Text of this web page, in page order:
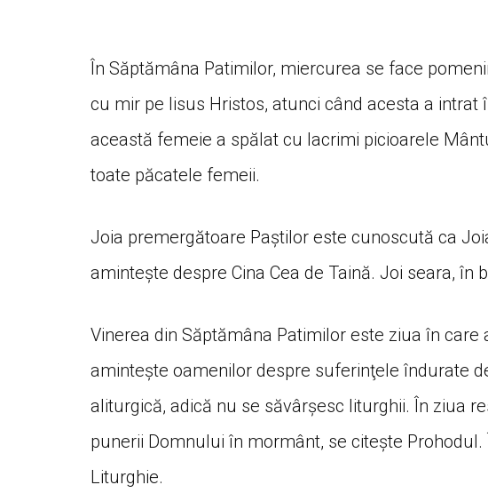
În Săptămâna Patimilor, miercurea se face
cu mir pe Iisus Hristos, atunci când acesta a
această femeie a spălat cu lacrimi picioarele
toate păcatele femeii.
Joia premergătoare Paştilor este cunoscută ca
aminteşte despre Cina Cea de Taină. Joi seara, în
Vinerea din Săptămâna Patimilor este ziua în
aminteşte oamenilor despre suferinţele îndurate
aliturgică, adică nu se săvârșesc liturghii. În ziua
punerii Domnului în mormânt, se citește
Liturghie.